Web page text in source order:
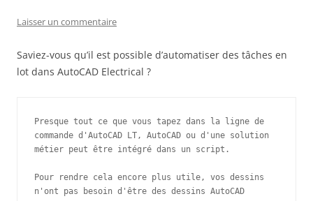
Laisser un commentaire
Saviez-vous qu’il est possible d’automatiser des tâches en
lot dans AutoCAD Electrical ?
Presque tout ce que vous tapez dans la ligne de
commande d'AutoCAD LT, AutoCAD ou d'une solution
métier peut être intégré dans un script.
Pour rendre cela encore plus utile, vos dessins
n'ont pas besoin d'être des dessins AutoCAD